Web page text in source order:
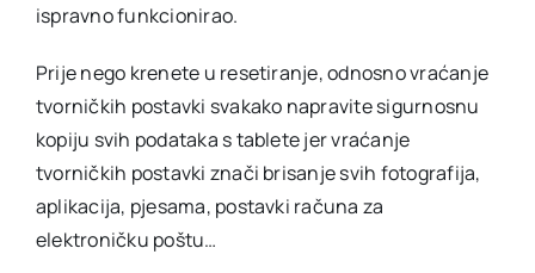
ispravno funkcionirao.
Prije nego krenete u resetiranje, odnosno vraćanje
tvorničkih postavki svakako napravite sigurnosnu
kopiju svih podataka s tablete jer vraćanje
tvorničkih postavki znači brisanje svih fotografija,
aplikacija, pjesama, postavki računa za
elektroničku poštu…